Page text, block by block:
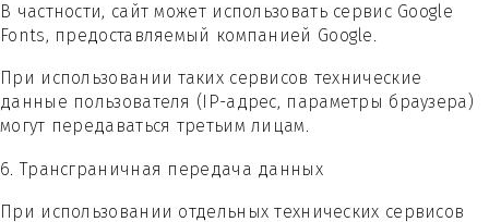
В частности, сайт может использовать сервис Google
Fonts, предоставляемый компанией Google.
При использовании таких сервисов технические
данные пользователя (IP-адрес, параметры браузера)
могут передаваться третьим лицам.
6. Трансграничная передача данных
При использовании отдельных технических сервисов